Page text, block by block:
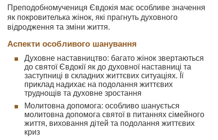
Преподобномучениця Євдокія має особливе значення
як покровителька жінок, які прагнуть духовного
відродження та зміни життя.
Аспекти особливого шанування
Духовне наставництво: багато жінок звертаються
до святої Євдокії як до духовної наставниці та
заступниці в складних життєвих ситуаціях. Її
приклад надихає на подолання життєвих
труднощів та духовне зростання
Молитовна допомога: особливо шанується
молитовна допомога святої в питаннях сімейного
життя, виховання дітей та подолання життєвих
криз